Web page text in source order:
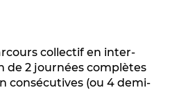
collectif en inter-
de 2 journées complètes
consécutives (ou 4 demi-